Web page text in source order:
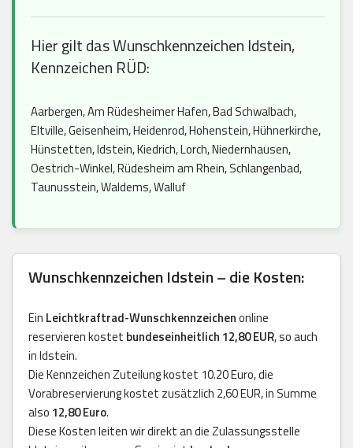
Hier gilt das Wunschkennzeichen Idstein,
Kennzeichen RÜD:
Aarbergen, Am Rüdesheimer Hafen, Bad Schwalbach,
Eltville, Geisenheim, Heidenrod, Hohenstein, Hühnerkirche,
Hünstetten, Idstein, Kiedrich, Lorch, Niedernhausen,
Oestrich-Winkel, Rüdesheim am Rhein, Schlangenbad,
Taunusstein, Waldems, Walluf
Wunschkennzeichen Idstein – die Kosten:
Ein Leichtkraftrad-Wunschkennzeichenonline
reservieren kostet bundeseinheitlich 12,80 EUR, so auch
in Idstein.
Die Kennzeichen Zuteilung kostet 10.20 Euro, die
Vorabreservierung kostet zusätzlich 2,60 EUR, in Summe
also 12,80 Euro.
Diese Kosten leiten wir direkt an die Zulassungsstelle